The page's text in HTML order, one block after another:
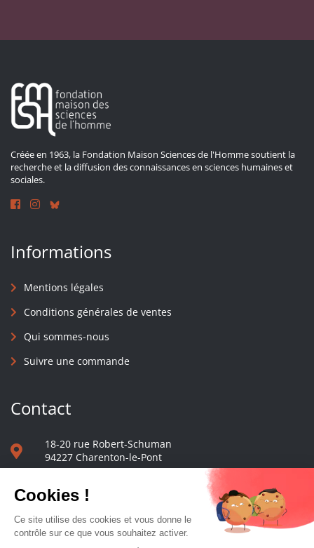
Créée en 1963, la Fondation Maison Sciences de l'Homme soutient la
recherche et la diffusion des connaissances en sciences humaines et
sociales.
Informations
Mentions légales
Conditions générales de ventes
Qui sommes-nous
Suivre une commande
Contact
18-20 rue Robert-Schuman
94227 Charenton-le-Pont